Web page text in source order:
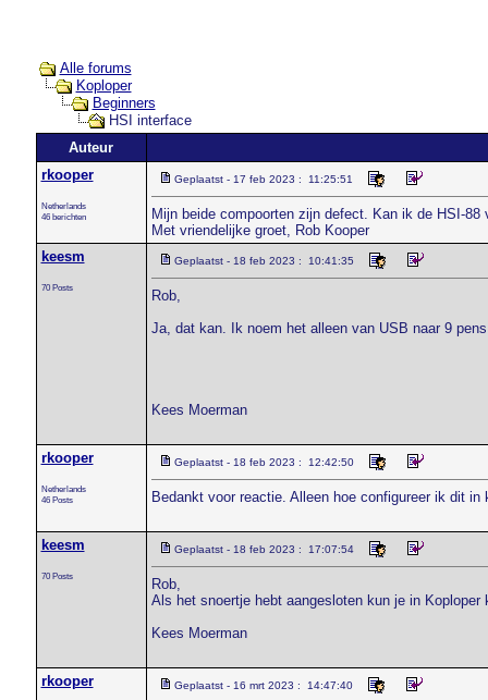
Alle forums
Koploper
Beginners
HSI interface
Auteur
rkooper
Netherlands
46 berichten
Geplaatst - 17 feb 2023 : 11:25:51
Mijn beide compoorten zijn defect. Kan ik de HSI-
Met vriendelijke groet, Rob Kooper
keesm
70 Posts
Geplaatst - 18 feb 2023 : 10:41:35
Rob,
Ja, dat kan. Ik noem het alleen van USB naar 9
Kees Moerman
rkooper
Netherlands
46 Posts
Geplaatst - 18 feb 2023 : 12:42:50
Bedankt voor reactie. Alleen hoe configureer ik dit
keesm
70 Posts
Geplaatst - 18 feb 2023 : 17:07:54
Rob,
Als het snoertje hebt aangesloten kun je in
Kees Moerman
rkooper Geplaatst - 16 mrt 2023 : 14:47:40